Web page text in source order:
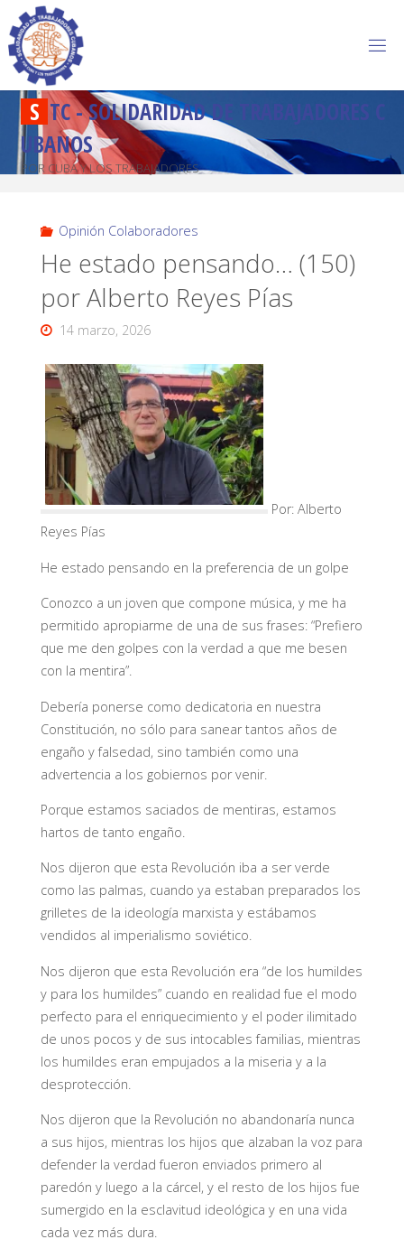
S TC-SOLIDARIDADD R A BAJADORES C
U BANOS
POR CUBA Y LOS TRABAJADORES
Opinión Colaboradores
He estado pensando… (150)
por Alberto Reyes Pías
14 marzo, 2026
Por: Alberto
Reyes Pías
He estado pensando en la preferencia de un golpe
Conozco a un joven que compone música, y me ha
permitido apropiarme de una de sus frases: “Prefiero
que me den golpes con la verdad a que me besen
con la mentira”.
Debería ponerse como dedicatoria en nuestra
Constitución, no sólo para sanear tantos años de
engaño y falsedad, sino también como una
advertencia a los gobiernos por venir.
Porque estamos saciados de mentiras, estamos
hartos de tanto engaño.
Nos dijeron que esta Revolución iba a ser verde
como las palmas, cuando ya estaban preparados los
grilletes de la ideología marxista y estábamos
vendidos al imperialismo soviético.
Nos dijeron que esta Revolución era “de los humildes
y para los humildes” cuando en realidad fue el modo
perfecto para el enriquecimiento y el poder ilimitado
de unos pocos y de sus intocables familias, mientras
los humildes eran empujados a la miseria y a la
desprotección.
Nos dijeron que la Revolución no abandonaría nunca
a sus hijos, mientras los hijos que alzaban la voz para
defender la verdad fueron enviados primero al
paredón y luego a la cárcel, y el resto de los hijos fue
sumergido en la esclavitud ideológica y en una vida
cada vez más dura.